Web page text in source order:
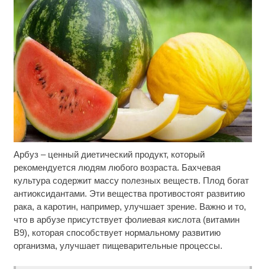
Арбуз – ценный диетический продукт, который
рекомендуется людям любого возраста. Бахчевая
культура содержит массу полезных веществ. Плод богат
антиоксидантами. Эти вещества противостоят развитию
рака, а каротин, например, улучшает зрение. Важно и то,
что в арбузе присутствует фолиевая кислота (витамин
В9), которая способствует нормальному развитию
организма, улучшает пищеварительные процессы.
Ролик длится несколько секунд, а смеяться вы
будете долго
i
Рак начинается не с боли: онколог назвал
первый «тихий» признак болезни
Ролик из Омска: вы будете смеяться долго